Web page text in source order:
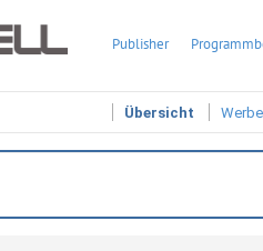
Publisher
Übersicht